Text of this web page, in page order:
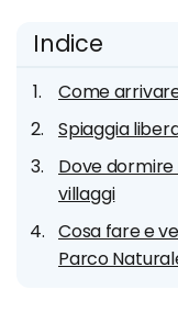
Indice
Come
Spiaggia
Dove
villaggi
Cosa fare e
Parco